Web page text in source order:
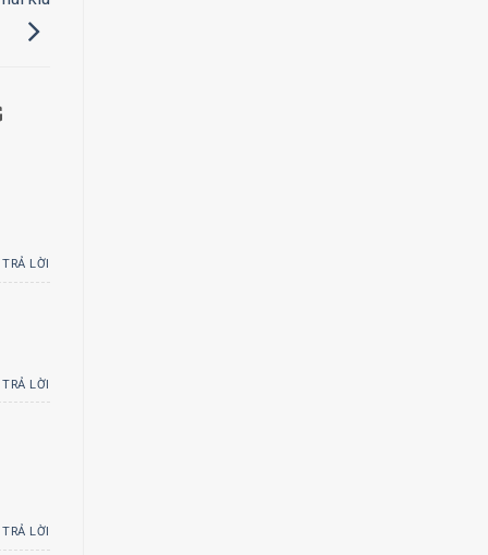
TRẢ LỜI
TRẢ LỜI
TRẢ LỜI